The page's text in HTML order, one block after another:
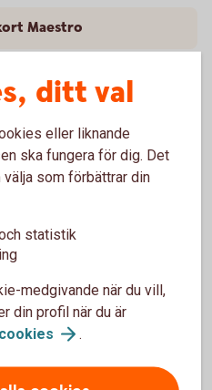
Maestro
ditt val
eller liknande
ska fungera för dig. Det
som förbättrar din
statistik
medgivande när du vill,
din profil när du är
cookies .